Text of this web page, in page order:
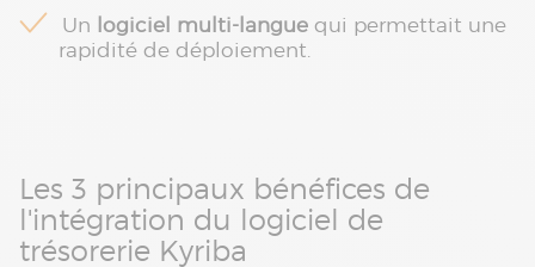
Un logiciel multi-langue qui permettait une
rapidité de déploiement.
Les 3 principaux bénéfices de
l'intégration du logiciel de
trésorerie Kyriba